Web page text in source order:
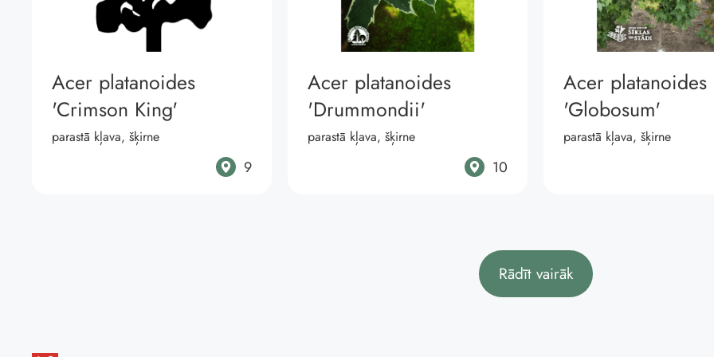
Acer platanoides
'Crimson King'
parastā kļava, šķirne
9
Acer platanoides
'Drummondii'
parastā kļava, šķirne
10
Acer platanoides
'Globosum'
parastā kļava, šķirne
Rādīt vairāk